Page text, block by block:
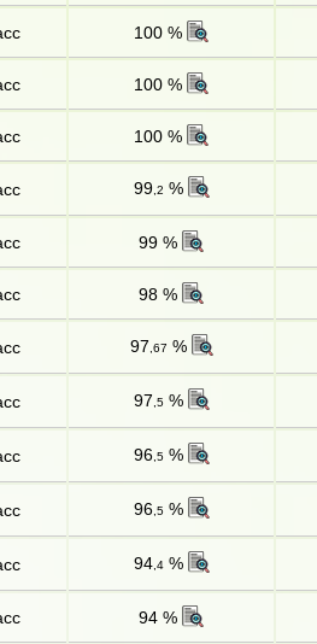
100 %
100 %
100 %
99,2 %
99 %
98 %
97 ,67 %
97 ,5%
96,5%
96,5%
94,4%
94 %